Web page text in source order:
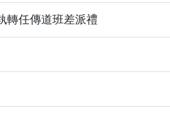
轉任傳道班差派禮